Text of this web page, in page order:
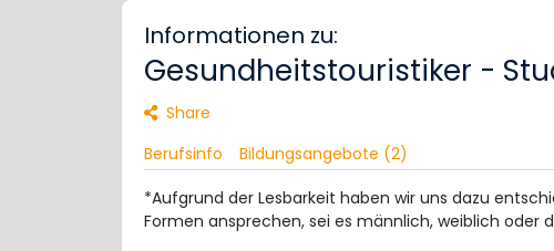
Informationen zu:
Gesundheitstouristiker -
Share
Berufsinfo
Bildungsangebote (2)
*Aufgrund der Lesbarkeit haben wir uns dazu
Formen ansprechen, sei es männlich, weiblich oder